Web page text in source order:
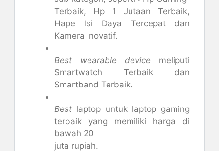
Terbaik, Hp 1 Jutaan Terbaik,
Hape Isi Daya Tercepat dan
Kamera Inovatif.
Best wearable device meliputi
Smartwatch Terbaik dan
Smartband Terbaik.
Best laptop untuk laptop gaming
terbaik yang memiliki harga di
bawah 20
juta rupiah.